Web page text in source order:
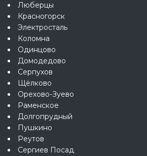
Люберцы
Красногорск
Электросталь
Коломна
Одинцово
Домодедово
Серпухов
Щёлково
Орехово-Зуево
Раменское
Долгопрудный
Пушкино
Реутов
Сергиев Посад